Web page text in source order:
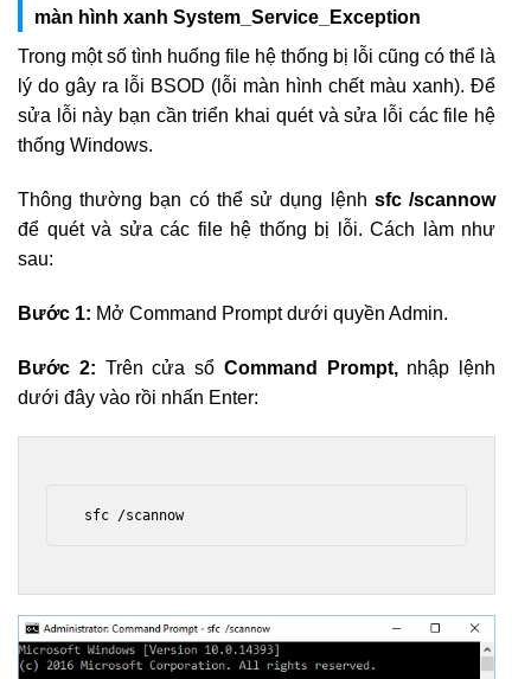
màn hình xanh System_Service_Exception
Trong một số tình huống file hệ thống bị lỗi cũng có thể là
lý do gây ra lỗi BSOD (lỗi màn hình chết màu xanh). Để
sửa lỗi này bạn cần triển khai quét và sửa lỗi các file hệ
thống Windows.
Thông thường bạn có thể sử dụng lệnh sfc /scannow
để quét và sửa các file hệ thống bị lỗi. Cách làm như
sau:
Bước 1: Mở Command Prompt dưới quyền Admin.
Bước 2: Trên cửa sổ Command Prompt, nhập lệnh
dưới đây vào rồi nhấn Enter:
sfc /scannow